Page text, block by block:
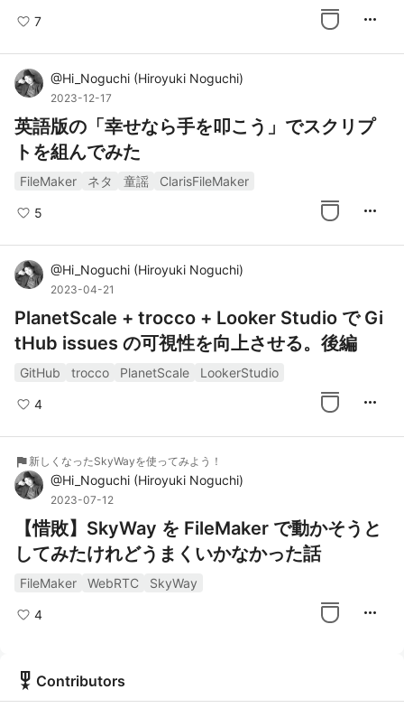
7 more_horiz
@Hi_Noguchi (Hiroyuki Noguchi)
2023-12-17
英語版の「幸せなら手を叩こう」でスクリプ
トを組んでみた
FileMaker ネタ 童謡 ClarisFileMaker
5 more_horiz
@Hi_Noguchi (Hiroyuki Noguchi)
2023-04-21
PlanetScale + trocco + Looker Studio で Gi
tHub issues の可視性を向上させる。後編
GitHub trocco PlanetScale LookerStudio
4 more_horiz
flag 新しくなったSkyWayを使ってみよう！
@Hi_Noguchi (Hiroyuki Noguchi)
2023-07-12
【惜敗】SkyWay を FileMaker で動かそうと
してみたけれどうまくいかなかった話
FileMaker WebRTC SkyWay
4 more_horiz
military_tech Contributors